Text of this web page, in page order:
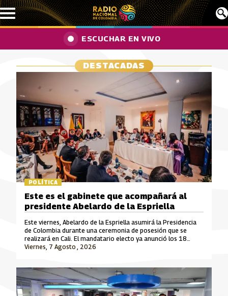
Pasar al contenido principal
ESCUCHAR EN VIVO
DESTACADAS
POLÍTICA
Este viernes, Abelardo de la Espriella asumirá la Presidencia
de Colombia durante una ceremonia de posesión que se
realizará en Cali. El mandatario electo ya anunció los 18
ministros que integrarán su gabinete para el periodo 2026-
Viernes, 7 Agosto , 2026
Este es el gabinete que acompañará al
presidente Abelardo de la Espriella